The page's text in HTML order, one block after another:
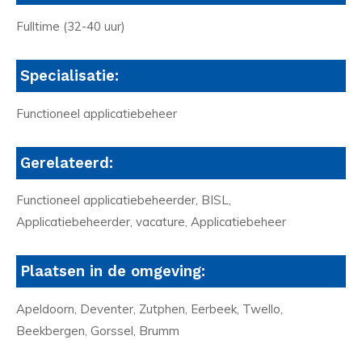
Fulltime (32-40 uur)
Specialisatie:
Functioneel applicatiebeheer
Gerelateerd:
Functioneel applicatiebeheerder, BISL,
Applicatiebeheerder, vacature, Applicatiebeheer
Plaatsen in de omgeving:
Apeldoorn, Deventer, Zutphen, Eerbeek, Twello,
Beekbergen, Gorssel, Brumm